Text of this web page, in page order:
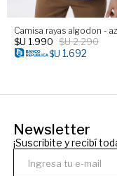
Camisa rayas algodon -
$U 1.990 $U2.290
$U 1.692
Newsletter
¡Suscribite y recibí